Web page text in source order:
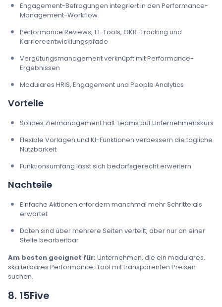
Engagement-Befragungen integriert in den Performance-
Management-Workflow
Performance Reviews, 1:1-Tools, OKR-Tracking und
Karriereentwicklungspfade
Vergütungsmanagement verknüpft mit Performance-
Ergebnissen
Modulares HRIS, Engagement und People Analytics
Vorteile
Solides Zielmanagement hält Teams auf Unternehmenskurs
Flexible Vorlagen und KI-Funktionen verbessern die tägliche
Nutzbarkeit
Funktionsumfang lässt sich bedarfsgerecht erweitern
Nachteile
Einfache Aktionen erfordern manchmal mehr Schritte als
erwartet
Daten sind über mehrere Seiten verteilt, aber nur an einer
Stelle bearbeitbar
Am besten geeignet für: Unternehmen, die ein modulares,
skalierbares Performance-Tool mit transparenten Preisen
suchen.
8. 15Five